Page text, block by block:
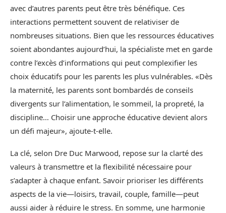
avec d’autres parents peut être très bénéfique. Ces
interactions permettent souvent de relativiser de
nombreuses situations. Bien que les ressources éducatives
soient abondantes aujourd’hui, la spécialiste met en garde
contre l’excès d’informations qui peut complexifier les
choix éducatifs pour les parents les plus vulnérables. «Dès
la maternité, les parents sont bombardés de conseils
divergents sur l’alimentation, le sommeil, la propreté, la
discipline… Choisir une approche éducative devient alors
un défi majeur», ajoute-t-elle.
La clé, selon Dre Duc Marwood, repose sur la clarté des
valeurs à transmettre et la flexibilité nécessaire pour
s’adapter à chaque enfant. Savoir prioriser les différents
aspects de la vie—loisirs, travail, couple, famille—peut
aussi aider à réduire le stress. En somme, une harmonie